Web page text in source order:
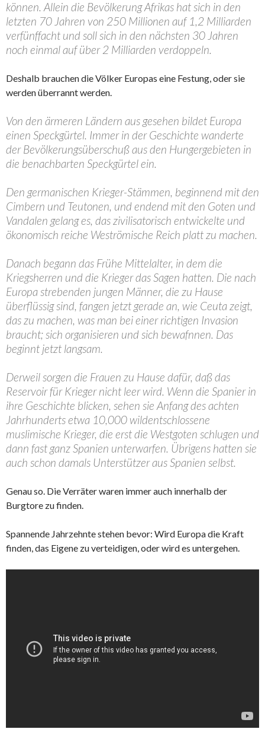
können. Allein die Bevölkerung Afrikas hat sich in den
letzten 70 Jahren von 250 Millionen auf 1,2 Milliarden
verfünffacht und soll sich in den nächsten 30 Jahren
noch einmal auf über 2 Milliarden verdoppeln.
Deshalb brauchen die Völker Europas eine Festung, oder sie
werden überrannt werden.
Von den ärmeren Ländern aus gesehen bildet Europa
einen Speckgürtel. Immer in der Geschichte wanderte
der Bevölkerungsüberschuß aus den Hungergebieten in
die benachbarten Speckgürtel ein.
Den germanischen Krieger-Stämmen, beginnend mit den
Cimbern und Teutonen, und endend mit den Goten und
Vandalen gelang es, das zivilisatorisch entwickelte und
ökonomisch reiche Weströmische Reich platt zu machen.
Danach begann das Frühe Mittelalter, in dem die
Kriegsherren und die Krieger das Sagen hatten. Die nach
Europa strebenden jungen Männer, die zu Hause
überflüssig sind, fangen jetzt gerade an, wie Ceuta zeigt,
das zu machen, was man bei einer richtigen Invasion
braucht; sich organisieren und sich bewafnnen. Das
beginnt jetzt langsam.
Derweil sorgen die Frauen zu Hause dafür, daß das
Reservoir für Krieger nicht leer wird. Wenn die Spanier in
ihre Geschichte blicken, sehen sie Anfang des achten
Jahrhunderts etwa 10,000 wildentschlossene
muslimische Krieger, die erst die Westgoten schlugen und
dann fast ganz Spanien unterwarfen. Übrigens hatten sie
auch schon damals Unterstützer aus Spanien selbst.
Genau so. Die Verräter waren immer auch innerhalb der
Burgtore zu finden.
Spannende Jahrzehnte stehen bevor: Wird Europa die Kraft
finden, das Eigene zu verteidigen, oder wird es untergehen.